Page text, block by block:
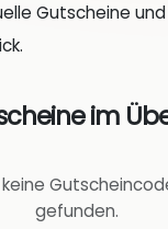
Gutscheine
im
gefunden.